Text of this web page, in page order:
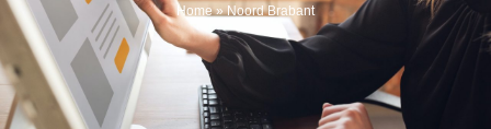
Home»Noord Brabant